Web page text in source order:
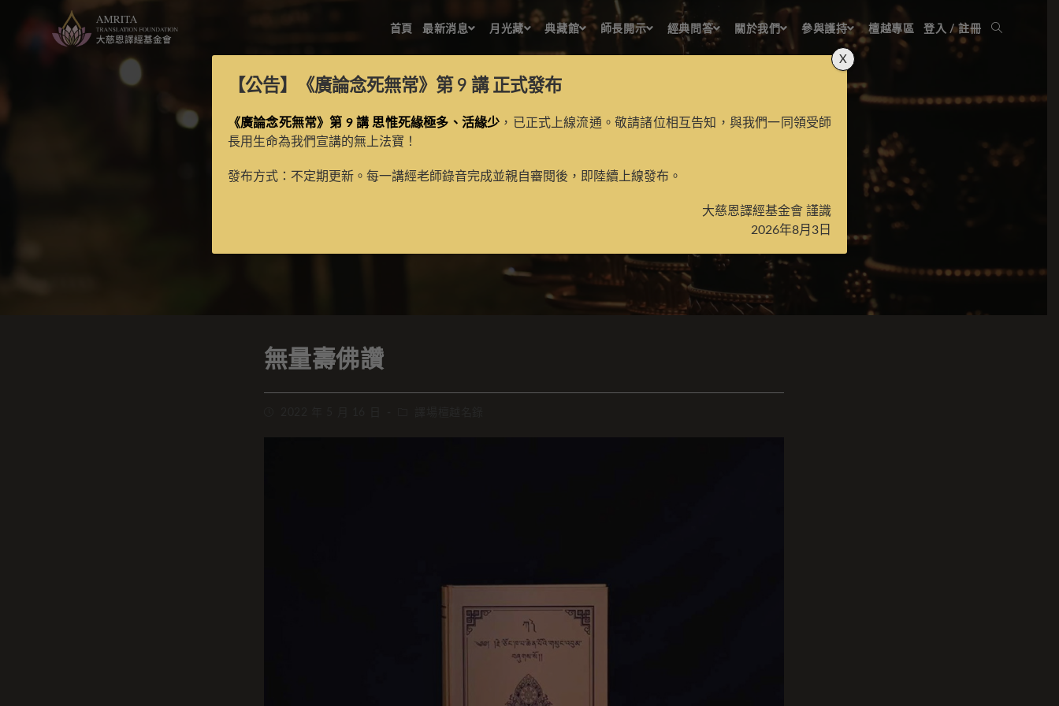
首頁 最新消息 月光藏 典藏館 師長開示 經典問答 關於我們 參與護持 檀越專區 登入 / 註冊
無量壽佛讚
無量壽佛讚
【公告】 《廣論念死無常》第 9 講正式發布
《廣論念死無常》第 9 講 思惟死緣極多、活緣少 ，已正式上線流通。敬請諸位相互告知，與我們一同領受師
長用生命為我們宣講的無上法寶！
發布方式：不定期更新。每一講經老師錄音完成並親自審閱後，即陸續上線發布。
大慈恩譯經基金會 謹識
2026年8月3日
X